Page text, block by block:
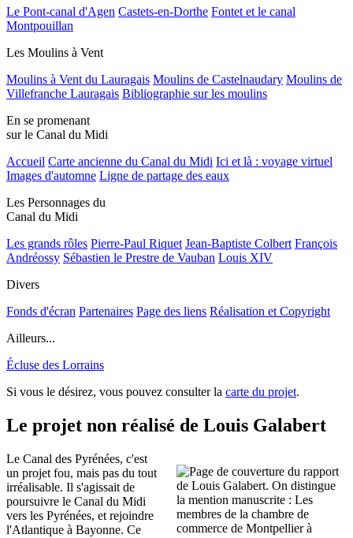
Le Pont-canal d'Agen Castets-en-Dorthe Fontet et le canal
Montpouillan
Les Moulins à Vent
Moulins à Vent du Lauragais Moulins de Castelnaudary Moulins de
Villefranche Lauragais Bibliographie sur les moulins
En se promenant
sur le Canal du Midi
Accueil Carte ancienne du Canal du Midi Ici et là : voyage virtuel
Images d'automne Ligne de partage des eaux
Les Personnages du
Canal du Midi
Les grands rôles Pierre-Paul Riquet Jean-Baptiste Colbert François
Andréossy Sébastien le Prestre de Vauban Louis XIV
Divers
Fonds d'écran Partenaires Page des liens Réalisation et Copyright
Ailleurs...
Écluse des Lorrains
Si vous le désirez, vous pouvez consulter la carte du projet.
Le projet non réalisé de Louis Galabert
Le Canal des Pyrénées, c'est
un projet fou, mais pas du tout
irréalisable. Il s'agissait de
poursuivre le Canal du Midi
vers les Pyrénées, et rejoindre
l'Atlantique à Bayonne. Ce